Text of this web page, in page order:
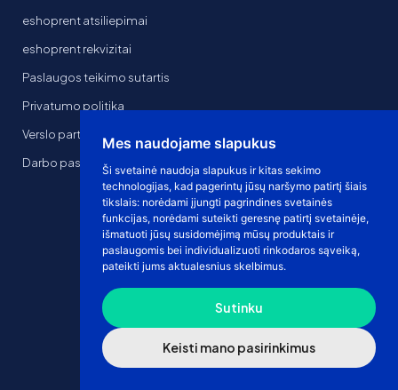
Mes naudojame slapukus
Ši svetainė naudoja slapukus ir kitas sekimo
technologijas, kad pagerintų jūsų naršymo patirtį šiais
tikslais: norėdami įjungti pagrindines svetainės
funkcijas, norėdami suteikti geresnę patirtį svetainėje,
išmatuoti jūsų susidomėjimą mūsų produktais ir
paslaugomis bei individualizuoti rinkodaros sąveiką,
pateikti jums aktualesnius skelbimus.
Sutinku
Keisti mano pasirinkimus
eshoprent atsiliepimai
eshoprent rekvizitai
Paslaugos teikimo sutartis
Privatumo politika
Verslo partnerystė
Darbo pasiūlymai